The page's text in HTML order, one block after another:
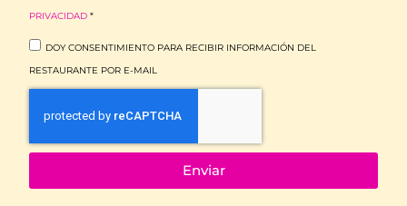
PRIVACIDAD *
DOY CONSENTIMIENTO PARA RECIBIR INFORMACIÓN DEL
RESTAURANTE POR E-MAIL
Enviar